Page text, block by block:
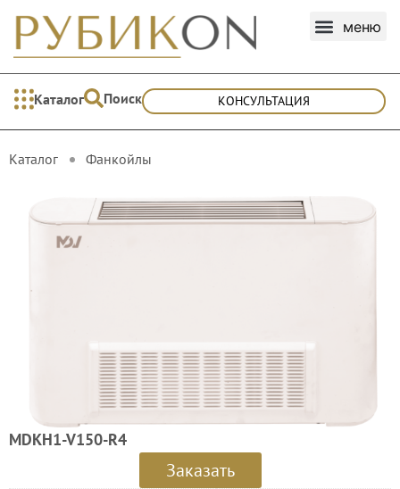
Каталог Поиск КОНСУЛЬТАЦИЯ
Каталог Фанкойлы
MDKH1-V150-R4
Заказать